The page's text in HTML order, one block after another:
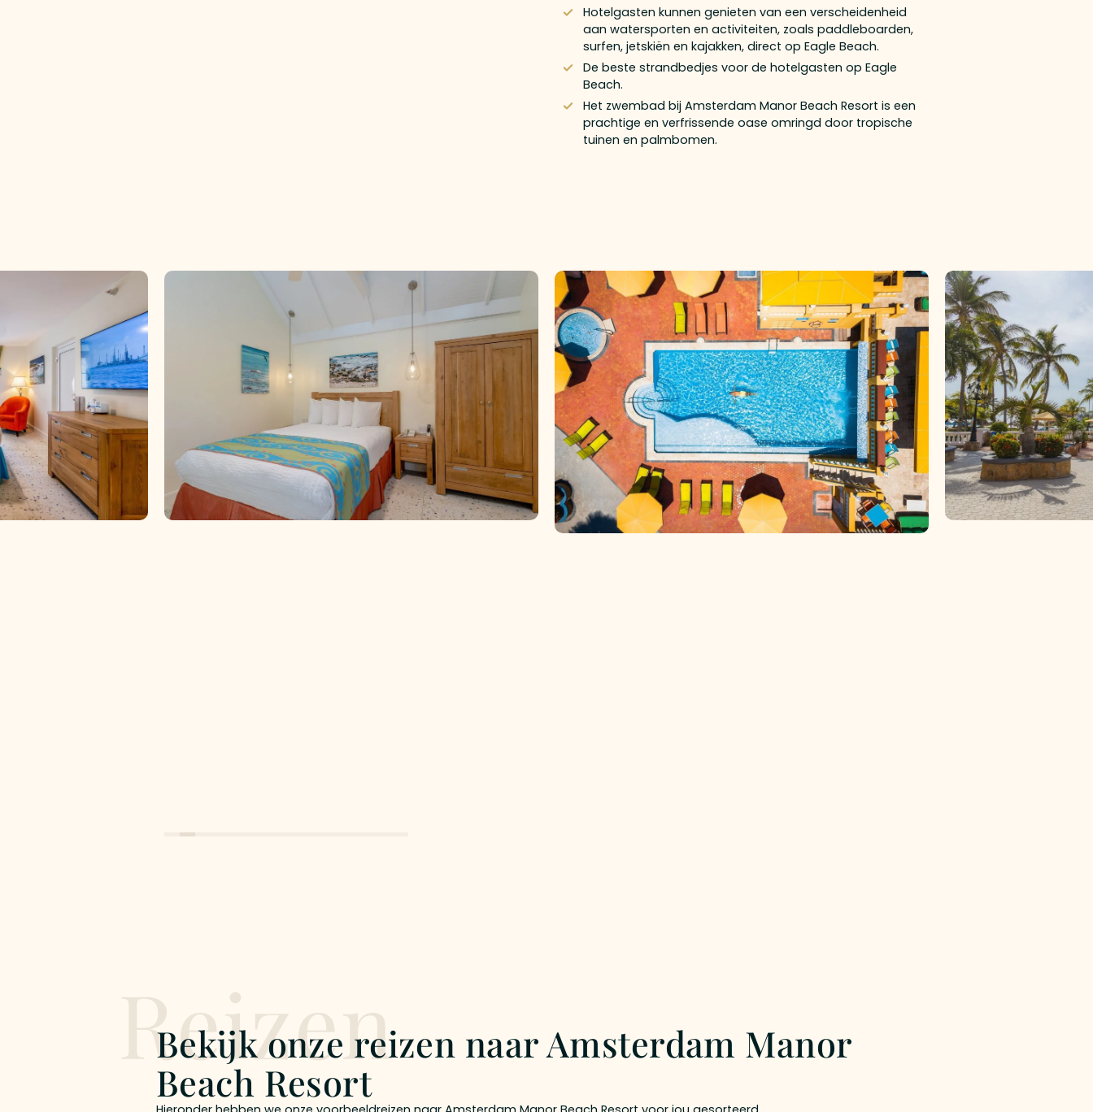
Hotelgasten kunnen genieten van een verscheidenheid
aan watersporten en activiteiten, zoals paddleboarden,
surfen, jetskiën en kajakken, direct op Eagle Beach.
De beste strandbedjes voor de hotelgasten op Eagle
Beach.
Het zwembad bij Amsterdam Manor Beach Resort is een
prachtige en verfrissende oase omringd door tropische
tuinen en palmbomen.
Bekijk onze reizen naar Amsterdam Manor
Beach Resort
Reizen